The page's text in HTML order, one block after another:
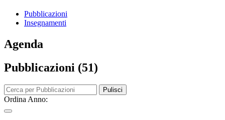
Pubblicazioni
Insegnamenti
Agenda
Pubblicazioni (51)
Pulisci
Ordina Anno: